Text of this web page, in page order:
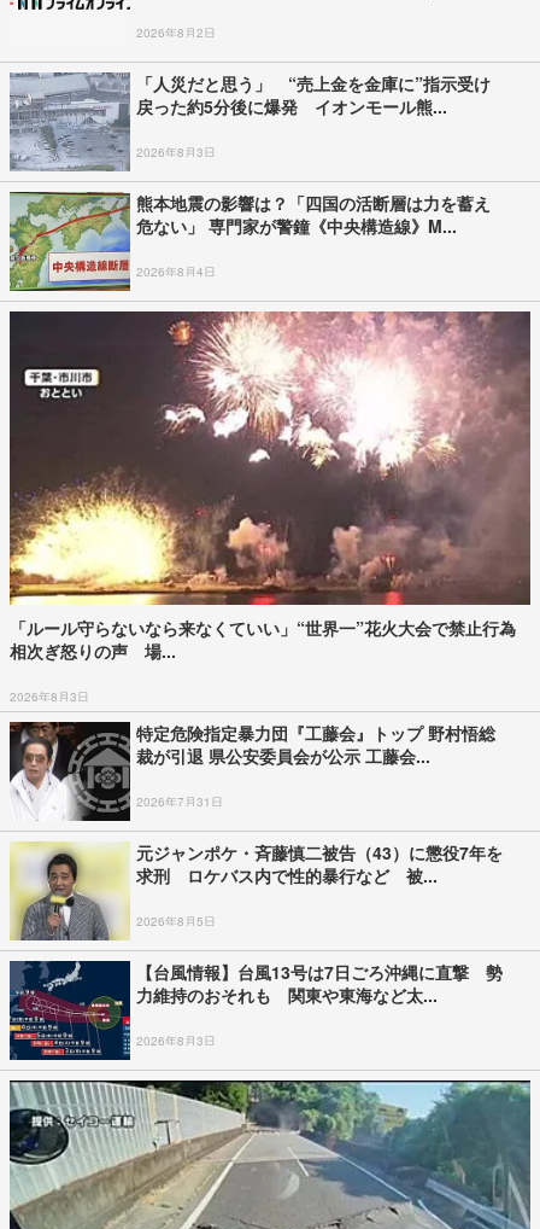
2026年8月2日
「人災だと思う」 “売上金を金庫に”指示受け
戻った約5分後に爆発 イオンモール熊...
2026年8月3日
熊本地震の影響は？「四国の活断層は力を蓄え
危ない」 専門家が警鐘《中央構造線》M...
2026年8月4日
「ルール守らないなら来なくていい」“世界一”花火大会で禁止行為
相次ぎ怒りの声 場...
2026年8月3日
特定危険指定暴力団『工藤会』トップ 野村悟総
裁が引退 県公安委員会が公示 工藤会...
2026年7月31日
元ジャンポケ・斉藤慎二被告（43）に懲役7年を
求刑 ロケバス内で性的暴行など 被...
2026年8月5日
【台風情報】台風13号は7日ごろ沖縄に直撃 勢
力維持のおそれも 関東や東海など太...
2026年8月3日